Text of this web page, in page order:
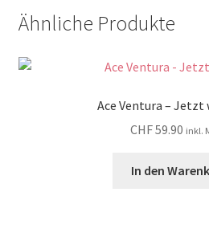
Ähnliche Produkte
Ace Ventura – Jetzt
CHF59.90 inkl.
In den